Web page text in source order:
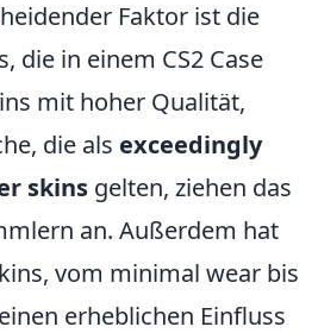
Faktor ist die
die in einem CS2 Case
mit hoher Qualität,
die als exceedingly
skins gelten, ziehen das
an. Außerdem hat
vom minimal wear bis
erheblichen Einfluss